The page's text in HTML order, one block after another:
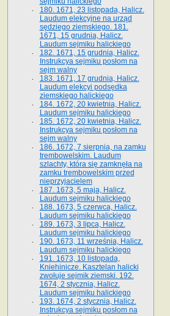
180. 1671, 23 listopada, Halicz.
Laudum elekcyjne na urząd
sędziego ziemskiego. 181.
1671, 15 grudnia, Halicz.
Laudum sejmiku halickiego
182. 1671, 15 grudnia, Halicz.
Instrukcya sejmiku posłom na
sejm walny
183. 1671, 17 grudnia, Halicz.
Laudum elekcyi podsędka
ziemskiego halickiego
184. 1672, 20 kwietnia, Halicz.
Laudum sejmiku halickiego
185. 1672, 20 kwietnia, Halicz.
Instrukcya sejmiku posłom na
sejm walny
186. 1672, 7 sierpnia, na zamku
trembowelskim. Laudum
szlachty, która się zamknęła na
zamku trembowelskim przed
nieprzyjacielem
187. 1673, 5 maja, Halicz.
Laudum sejmiku halickiego
188. 1673, 5 czerwca, Halicz.
Laudum sejmiku halickiego
189. 1673, 3 lipca, Halicz.
Laudum sejmiku halickiego
190. 1673, 11 września, Halicz.
Laudum sejmiku halickiego
191. 1673, 10 listopada,
Kniehinicze. Kasztelan halicki
zwołuje sejmik ziemski. 192.
1674, 2 stycznia, Halicz.
Laudum sejmiku halickiego
193. 1674, 2 stycznia, Halicz.
Instrukcya sejmiku posłom na